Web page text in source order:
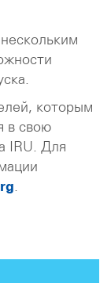
которым
в свою
IRU. Для